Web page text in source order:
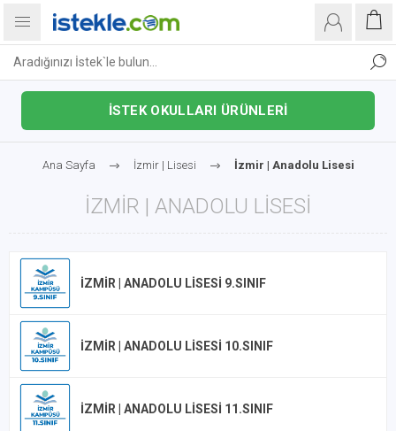
İSTEK OKULLARI ÜRÜNLERİ
Ana Sayfa İzmir | Lisesi İzmir | Anadolu Lisesi
İZMIR | ANADOLU LISESI
İZMIR | ANADOLU LISESI 9.SINIF
İZMIR | ANADOLU LISESI 10.SINIF
İZMIR | ANADOLU LISESI 11.SINIF